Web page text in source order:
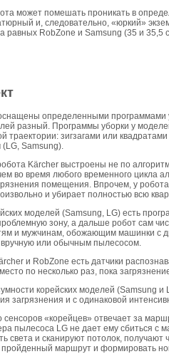
может помешать проникать в
и, следовательно, «юркий»
равных RobZone и Samsung (35 и 35,5
определенными программами
разный. Программы уборки у
траектории: зигзагами или
Samsung).
Kärcher выстроены не по
во время любого временного цикла
помещения. Впрочем, у
и убирает полностью всю
моделей (Samsung, LG) есть
зону, а дальше робот сам
и мужчинам, обожающим машинки с
вручную или обычным пылесосом.
и RobZone есть датчики
по несколько раз, пока
корейских моделей (Samsung и
загрязнения и с одинаковой
сенсоров «корейцев» отвечает за
пылесоса LG не дает ему сбиться
света и сканируют потолок,
пройденный маршрут и формировать